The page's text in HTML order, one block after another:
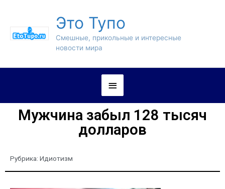
Это Тупо
Смешные, прикольные и интересные
новости мира
Мужчина забыл 128 тысяч
долларов
Рубрика: Идиотизм